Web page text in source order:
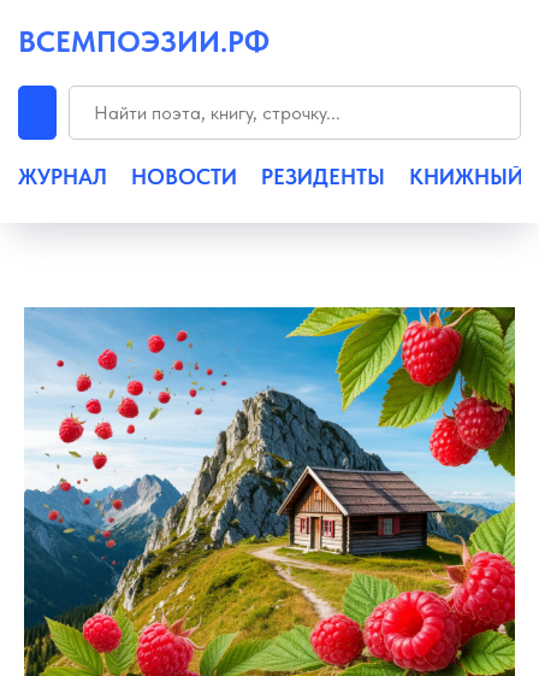
ВСЕМПОЭЗИИ.РФ
ЖУРНАЛ НОВОСТИ РЕЗИДЕНТЫ КНИЖНЫЙ